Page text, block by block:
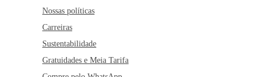
Nossas políticas
Carreiras
Sustentabilidade
Gratuidades e Meia Tarifa